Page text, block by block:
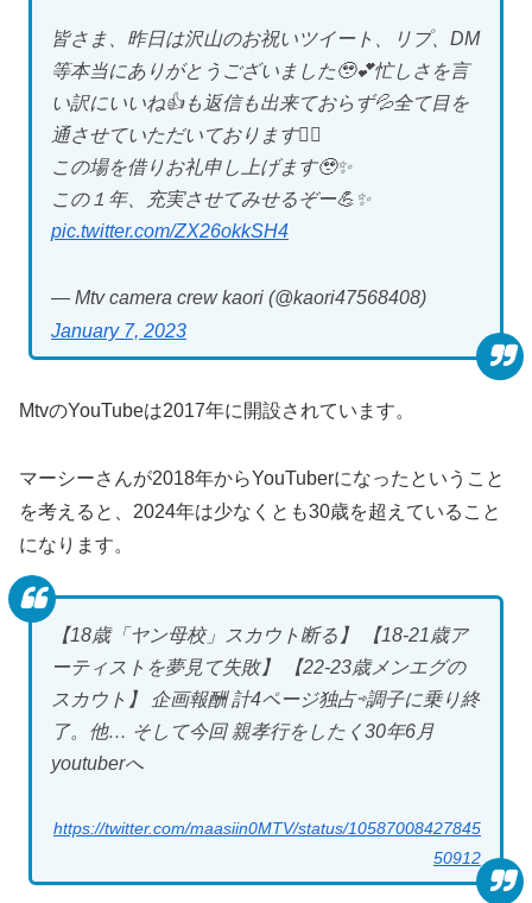
皆さま、昨日は沢山のお祝いツイート、リプ、DM
等本当にありがとうございました🥹💕忙しさを言
い訳にいいね👍も返信も出来ておらず💦全て目を
通させていただいております🙇‍♀️
この場を借りお礼申し上げます🥹✨
この１年、充実させてみせるぞー💪✨
pic.twitter.com/ZX26okkSH4
— Mtv camera crew kaori (@kaori47568408)
January 7, 2023
MtvのYouTubeは2017年に開設されています。
マーシーさんが2018年からYouTuberになったということ
を考えると、2024年は少なくとも30歳を超えていること
になります。
【18歳「ヤン母校」スカウト断る】 【18-21歳ア
ーティストを夢見て失敗】 【22-23歳メンエグの
スカウト】 企画報酬 計4ページ独占⇨調子に乗り終
了。他… そして今回 親孝行をしたく30年6月
youtuberへ
https://twitter.com/maasiin0MTV/status/10587008427845
50912